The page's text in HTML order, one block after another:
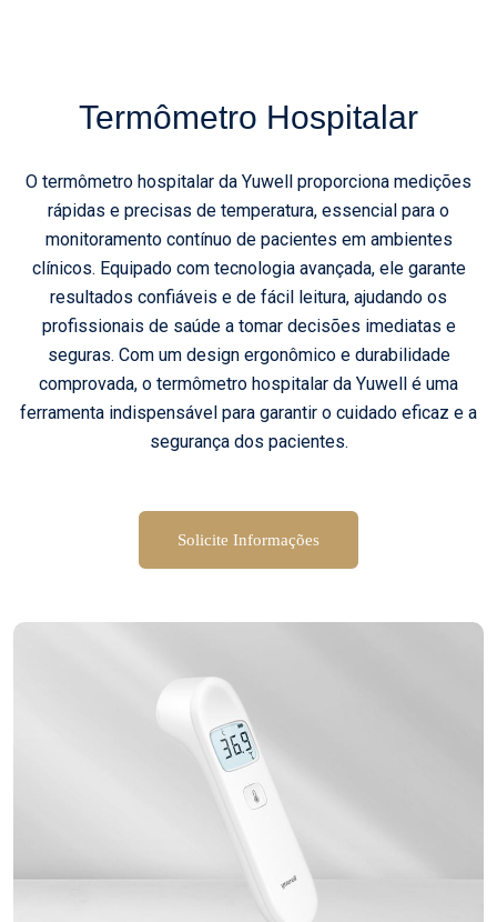
Termômetro Hospitalar
O termômetro hospitalar da Yuwell proporciona medições
rápidas e precisas de temperatura, essencial para o
monitoramento contínuo de pacientes em ambientes
clínicos. Equipado com tecnologia avançada, ele garante
resultados confiáveis e de fácil leitura, ajudando os
profissionais de saúde a tomar decisões imediatas e
seguras. Com um design ergonômico e durabilidade
comprovada, o termômetro hospitalar da Yuwell é uma
ferramenta indispensável para garantir o cuidado eficaz e a
segurança dos pacientes.
Solicite Informações